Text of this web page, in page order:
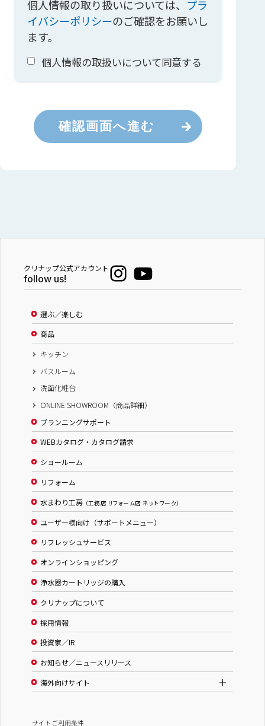
個人情報の取り扱いについては、 プラ
イバシーポリシーのご確認をお願いし
ます。
個人情報の取扱いについて同意する
確認画面へ進む
クリナップ公式アカウント
follow us!
選ぶ／楽しむ
商品
キッチン
バスルーム
洗面化粧台
ONLINE SHOWROOM（商品詳細）
プランニングサポート
WEBカタログ・カタログ請求
ショールーム
リフォーム
水まわり工房 （工務店 リフォーム店 ネットワーク）
ユーザー様向け（サポートメニュー）
リフレッシュサービス
オンラインショッピング
浄水器カートリッジの購入
クリナップについて
採用情報
投資家／IR
お知らせ／ニュースリリース
海外向けサイト
サイトご利用条件